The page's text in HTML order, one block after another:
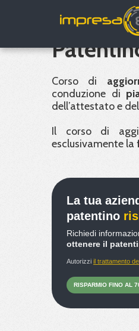
Corso di
conduzione di
dell’attestato e del
Il corso di
esclusivamente la
La tua
patentino
Richiedi
ottenere il
Autorizzi il trattamento
RISPARMIO FINO AL